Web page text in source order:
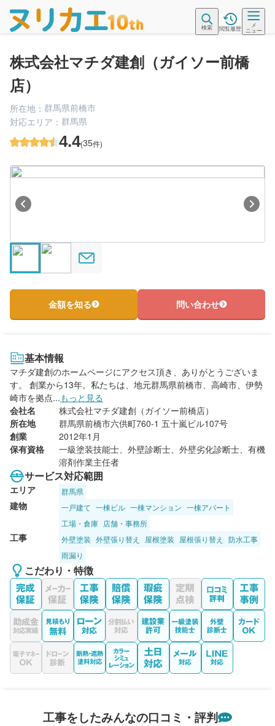
検索 閲覧履歴
メ
ニュー
株式会社マチダ建創（ガイソー前橋
店）
所在地： 群馬県前橋市
対応エリア： 群馬県
4.4(35件)
金額を知る 問い合わせ
基本情報
マチダ建創のホームページにアクセス頂き、ありがとうございま
す。 創業から13年。私たちは、地元群馬県前橋市、高崎市、伊勢
崎市を拠点...もっと見る
会社名
株式会社マチダ建創（ガイソー前橋店）
所在地
群馬県前橋市六供町760-1 五十嵐ビル107号
創業
2012年1月
保有資格
一級塗装技能士、外壁診断士、外壁劣化診断士、有機
溶剤作業主任者
サービス対応範囲
エリア 群馬県
建物 一戸建て 一棟ビル 一棟マンション 一棟アパート
工場・倉庫 店舗・事務所
工事 外壁塗装 外壁張り替え 屋根塗装 屋根張り替え
防水工事
雨漏り
こだわり・特徴
工事をしたみんなの口コミ・評判